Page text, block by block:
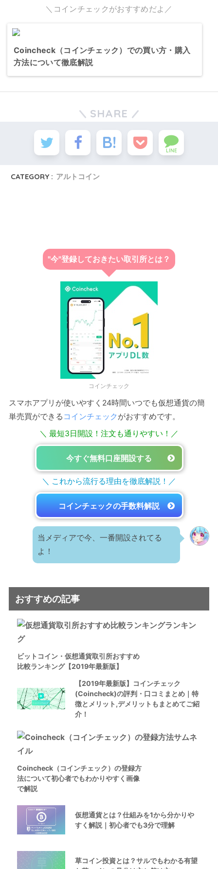
＼コインチェックがおすすめだよ／
Coincheck（コインチェック）での買い方・購入
方法について徹底解説
SHARE
LINE
CATEGORY : アルトコイン
"今"登録しておきたい取引所とは？
コインチェック
スマホアプリが使いやすく24時間いつでも仮想通貨の簡
単売買ができる コインチェック がおすすめです。
＼ 最短3日開設！注文も通りやすい！／
今すぐ無料口座開設する
＼ これから流行る理由を徹底解説！／
コインチェックの手数料解説
当メディアで今、一番開設されてる
よ！
おすすめの記事
ビットコイン・仮想通貨取引所おすすめ
比較ランキング【2019年最新版】
【2019年最新版】コインチェック
(Coincheck)の評判・口コミまとめ｜特
徴とメリット,デメリットもまとめてご紹
介！
Coincheck（コインチェック）の登録方
法について初心者でもわかりやすく画像
で解説
仮想通貨とは？仕組みを1から分かりや
すく解説｜初心者でも3分で理解
草コイン投資とは？サルでもわかる有望